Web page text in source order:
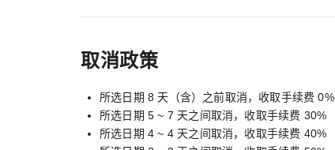
取消政策
所选日期 8 天（含）之前取消，收取手续费 0%
所选日期 5 ~ 7 天之间取消，收取手续费 30%
所选日期 4 ~ 4 天之间取消，收取手续费 40%